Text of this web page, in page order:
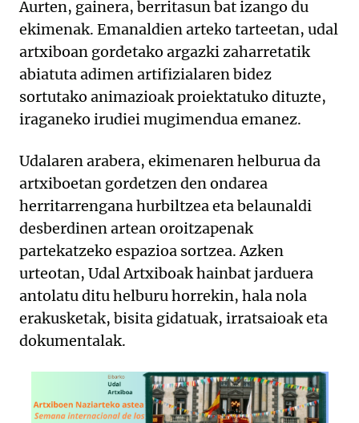
Aurten, gainera, berritasun bat izango du
ekimenak. Emanaldien arteko tarteetan, udal
artxiboan gordetako argazki zaharretatik
abiatuta adimen artifizialaren bidez
sortutako animazioak proiektatuko dituzte,
iraganeko irudiei mugimendua emanez.
Udalaren arabera, ekimenaren helburua da
artxiboetan gordetzen den ondarea
herritarrengana hurbiltzea eta belaunaldi
desberdinen artean oroitzapenak
partekatzeko espazioa sortzea. Azken
urteotan, Udal Artxiboak hainbat jarduera
antolatu ditu helburu horrekin, hala nola
erakusketak, bisita gidatuak, irratsaioak eta
dokumentalak.